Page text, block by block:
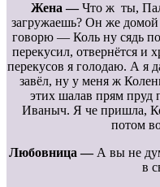
Жена —Что ж ты, Пал
загружаешь? Он же
говорю — Коль ну сядь
перекусил, отвернётся и
перекусов я голодаю. А я
завёл, ну у меня ж
этих шалав прям пруд
Иваныч. Я че пришла,
потом
Любовница —А вы не
в